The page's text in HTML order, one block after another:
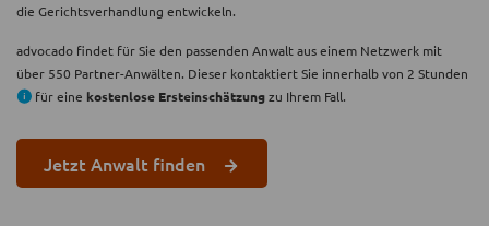
die Gerichtsverhandlung entwickeln.
advocado findet für Sie den passenden Anwalt aus einem Netzwerk mit
über 550 Partner-Anwälten. Dieser kontaktiert Sie innerhalb von 2 Stunden
für eine kostenlose Ersteinschätzungzu Ihrem Fall.
Jetzt Anwalt finden